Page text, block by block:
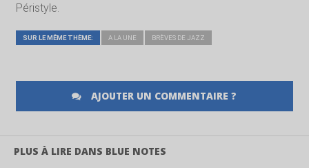
Péristyle.
SUR LE MÊME THÈME: A LA UNE BRÈVES DE JAZZ
AJOUTER UN COMMENTAIRE ?
PLUS À LIRE DANS BLUE NOTES